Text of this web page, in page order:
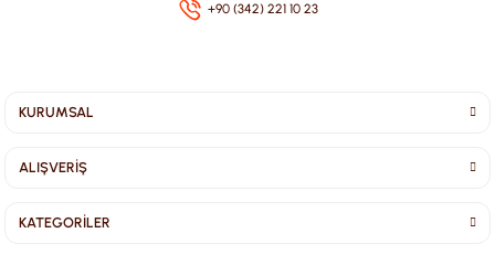
+90 (342) 221 10 23
KURUMSAL
ALIŞVERİŞ
KATEGORİLER